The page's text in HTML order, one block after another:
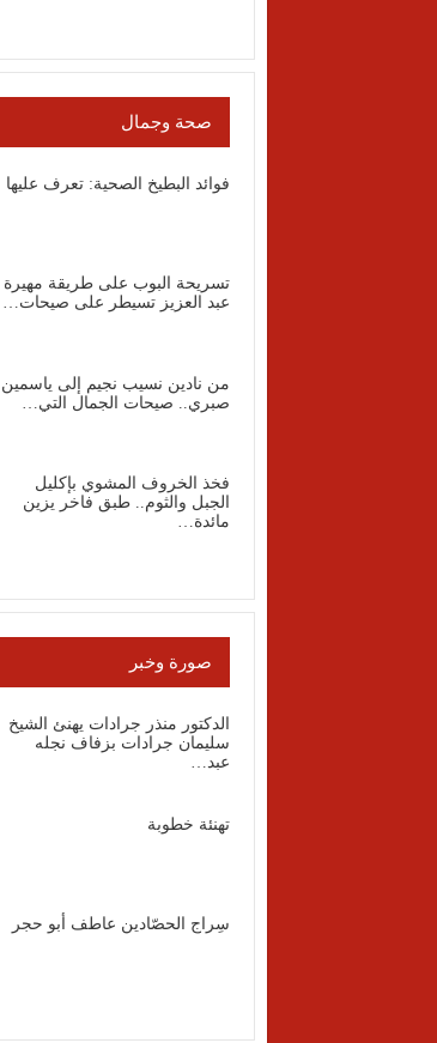
صحة وجمال
فوائد البطيخ الصحية: تعرف عليها
تسريحة البوب على طريقة مهيرة
عبد العزيز تسيطر على صيحات…
من نادين نسيب نجيم إلى ياسمين
صبري.. صيحات الجمال التي…
فخذ الخروف المشوي بإكليل
الجبل والثوم.. طبق فاخر يزين
مائدة…
صورة وخبر
الدكتور منذر جرادات يهنئ الشيخ
سليمان جرادات بزفاف نجله
عبد…
تهنئة خطوبة
سِراج الحصّادين عاطف أبو حجر